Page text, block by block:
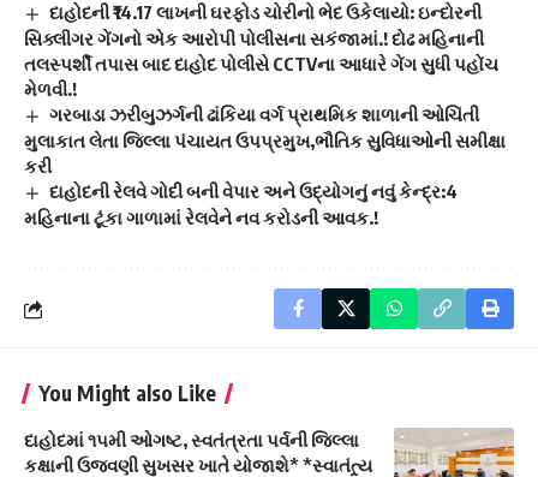
દાહોદની ₹14.17 લાખની ઘરફોડ ચોરીનો ભેદ ઉકેલાયો: ઇન્દોરની
સિક્લીગર ગેંગનો એક આરોપી પોલીસના સકંજામાં.! દોઢ મહિનાની
તલસ્પર્શી તપાસ બાદ દાહોદ પોલીસે CCTVના આધારે ગેંગ સુધી પહોંચ
મેળવી.!
ગરબાડા ઝરીબુઝર્ગની ઢાંકિયા વર્ગ પ્રાથમિક શાળાની ઓચિંતી
મુલાકાત લેતા જિલ્લા પંચાયત ઉપપ્રમુખ,ભૌતિક સુવિધાઓની સમીક્ષા
કરી
દાહોદની રેલવે ગોદી બની વેપાર અને ઉદ્યોગનું નવું કેન્દ્ર:4
મહિનાના ટૂંકા ગાળામાં રેલવેને નવ કરોડની આવક.!
You Might also Like
દાહોદમાં ૧૫મી ઓગષ્ટ, સ્વતંત્રતા પર્વની જિલ્લા
કક્ષાની ઉજવણી સુખસર ખાતે યોજાશે* *સ્વાતંત્ર્ય